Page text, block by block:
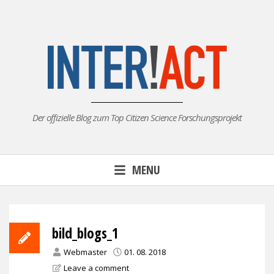
Der offizielle Blog zum Top Citizen Science Forschungsprojekt
MENU
bild_blogs_1
Webmaster
01. 08. 2018
Leave a comment